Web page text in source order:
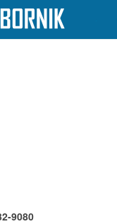
9080